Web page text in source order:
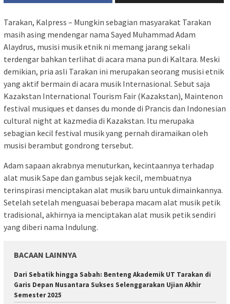
Tarakan, Kalpress – Mungkin sebagian masyarakat Tarakan
masih asing mendengar nama Sayed Muhammad Adam
Alaydrus, musisi musik etnik ni memang jarang sekali
terdengar bahkan terlihat di acara mana pun di Kaltara. Meski
demikian, pria asli Tarakan ini merupakan seorang musisi etnik
yang aktif bermain di acara musik Internasional. Sebut saja
Kazakstan International Tourism Fair (Kazakstan), Maintenon
festival musiques et danses du monde di Prancis dan Indonesian
cultural night at kazmedia di Kazakstan. Itu merupaka
sebagian kecil festival musik yang pernah diramaikan oleh
musisi berambut gondrong tersebut.
Adam sapaan akrabnya menuturkan, kecintaannya terhadap
alat musik Sape dan gambus sejak kecil, membuatnya
terinspirasi menciptakan alat musik baru untuk dimainkannya.
Setelah setelah menguasai beberapa macam alat musik petik
tradisional, akhirnya ia menciptakan alat musik petik sendiri
yang diberi nama Indulung.
BACAAN LAINNYA
Dari Sebatik hingga Sabah: Benteng Akademik UT Tarakan di
Garis Depan Nusantara Sukses Selenggarakan Ujian Akhir
Semester 2025